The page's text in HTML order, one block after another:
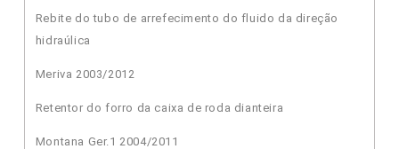
Rebite do tubo de arrefecimento do fluido da direção
hidraúlica
Meriva 2003/2012
Retentor do forro da caixa de roda dianteira
Montana Ger.1 2004/2011